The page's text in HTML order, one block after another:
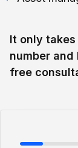
It only takes
number
free